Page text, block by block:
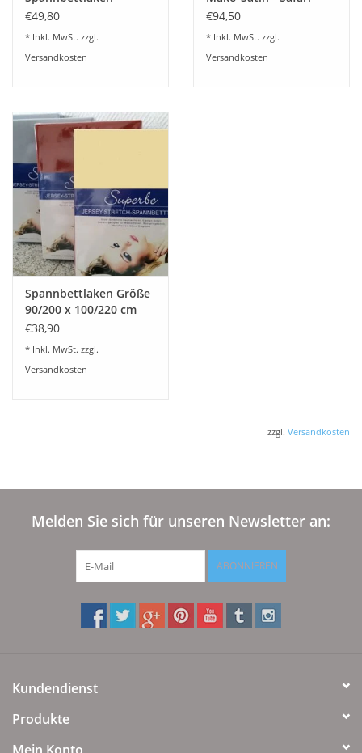
comfort 9-Farben
€49,80
* Inkl. MwSt. zzgl.
Versandkosten
114350
€94,50
* Inkl. MwSt. zzgl.
Versandkosten
Spannbettlaken Größe
90/200 x 100/220 cm
Jersey Stretch - Kirsten
30 cm Höhe,
Boxspring- und
€38,90
* Inkl. MwSt. zzgl.
Versandkosten
zzgl. Versandkosten
Melden Sie sich für unseren Newsletter an:
ABONNIEREN
Kundendienst
Produkte